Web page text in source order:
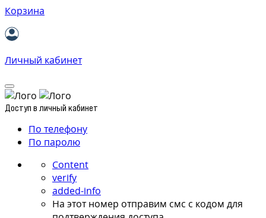
Корзина
Личный кабинет
Доступ в личный кабинет
По телефону
По паролю
Content
verify
added-info
На этот номер отправим смс с кодом для